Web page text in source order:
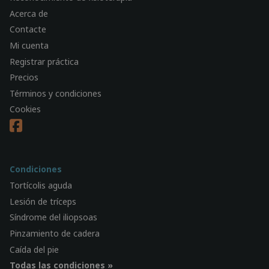
Acerca de
Contacte
Mi cuenta
Registrar práctica
Precios
Términos y condiciones
Cookies
Condiciones
Tortícolis aguda
Lesión de tríceps
Síndrome del iliopsoas
Pinzamiento de cadera
Caída del pie
Todas las condiciones »